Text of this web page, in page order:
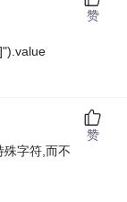
赞
殊字符,而不
赞